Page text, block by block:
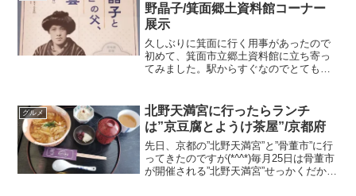
野晶子/箕面郷土資料館コーナー
展示
久しぶりに箕面に行く用事があったので
初めて、箕面市立郷土資料館に立ち寄っ
てみました。駅からすぐなのでとても行
から東へ約１３０ﾒｰﾄﾙ近くに市営の駐車
場があります（有料...
グルメ
北野天満宮に行ったらランチ
は”京豆腐とようけ茶屋”/京都府
先日、京都の”北野天満宮”と”骨董市”に行
ってきたのですが(*^^*)毎月25日は骨董市
が開催される”北野天満宮”せっかくだか